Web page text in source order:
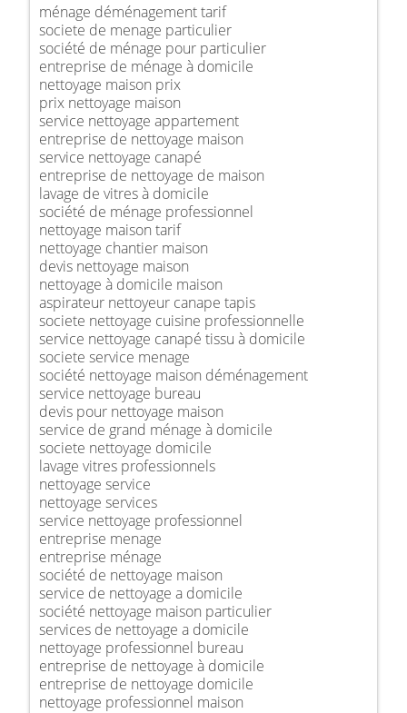
ménage déménagement tarif
societe de menage particulier
société de ménage pour particulier
entreprise de ménage à domicile
nettoyage maison prix
prix nettoyage maison
service nettoyage appartement
entreprise de nettoyage maison
service nettoyage canapé
entreprise de nettoyage de maison
lavage de vitres à domicile
société de ménage professionnel
nettoyage maison tarif
nettoyage chantier maison
devis nettoyage maison
nettoyage à domicile maison
aspirateur nettoyeur canape tapis
societe nettoyage cuisine professionnelle
service nettoyage canapé tissu à domicile
societe service menage
société nettoyage maison déménagement
service nettoyage bureau
devis pour nettoyage maison
service de grand ménage à domicile
societe nettoyage domicile
lavage vitres professionnels
nettoyage service
nettoyage services
service nettoyage professionnel
entreprise menage
entreprise ménage
société de nettoyage maison
service de nettoyage a domicile
société nettoyage maison particulier
services de nettoyage a domicile
nettoyage professionnel bureau
entreprise de nettoyage à domicile
entreprise de nettoyage domicile
nettoyage professionnel maison